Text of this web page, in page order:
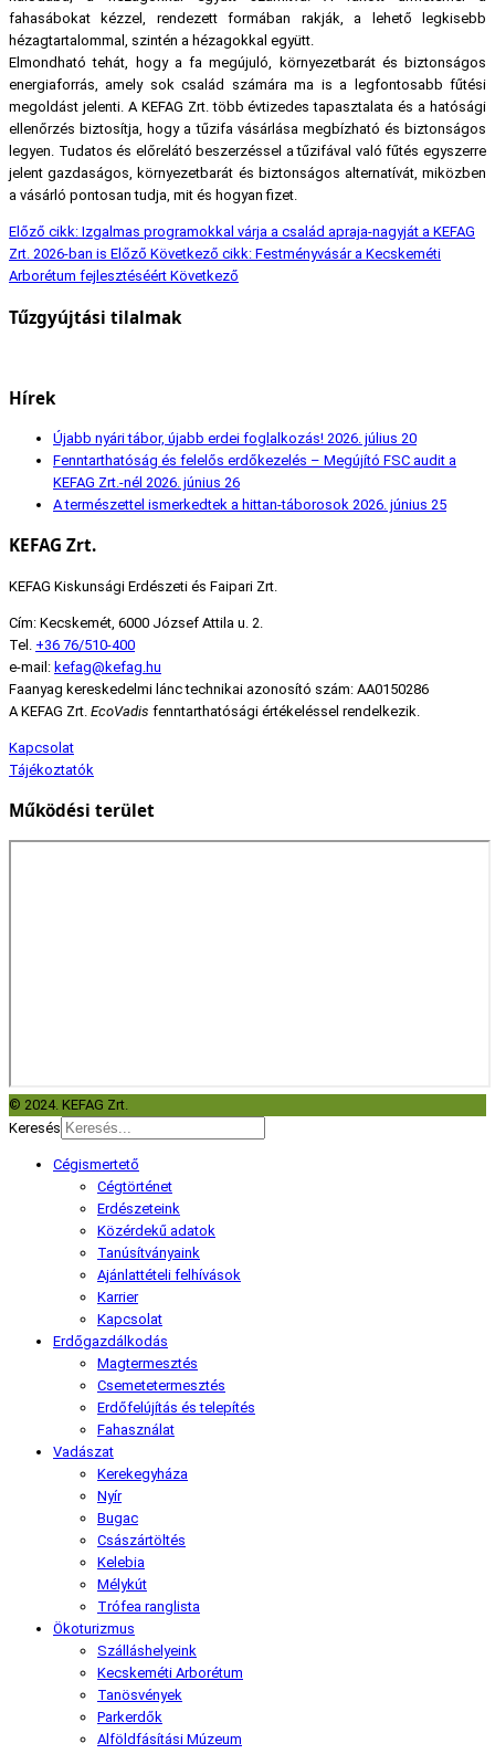
fahasábokat kézzel, rendezett formában rakják, a lehető legkisebb
hézagtartalommal, szintén a hézagokkal együtt.
Elmondható tehát, hogy a fa megújuló, környezetbarát és biztonságos
energiaforrás, amely sok család számára ma is a legfontosabb fűtési
megoldást jelenti. A KEFAG Zrt. több évtizedes tapasztalata és a hatósági
ellenőrzés biztosítja, hogy a tűzifa vásárlása megbízható és biztonságos
legyen. Tudatos és előrelátó beszerzéssel a tűzifával való fűtés egyszerre
jelent gazdaságos, környezetbarát és biztonságos alternatívát, miközben
a vásárló pontosan tudja, mit és hogyan fizet.
Előző cikk: Izgalmas programokkal várja a család apraja-nagyját a KEFAG
Zrt. 2026-ban is Előző Következő cikk: Festményvásár a Kecskeméti
Arborétum fejlesztéséért Következő
Tűzgyújtási tilalmak
Hírek
Újabb nyári tábor, újabb erdei foglalkozás! 2026. július 20
Fenntarthatóság és felelős erdőkezelés – Megújító FSC audit a
KEFAG Zrt.-nél 2026. június 26
A természettel ismerkedtek a hittan-táborosok 2026. június 25
KEFAG Zrt.
KEFAG Kiskunsági Erdészeti és Faipari Zrt.
Cím: Kecskemét, 6000 József Attila u. 2.
Tel. +36 76/510-400
e-mail: kefag@kefag.hu
Faanyag kereskedelmi lánc technikai azonosító szám: AA0150286
A KEFAG Zrt. EcoVadis fenntarthatósági értékeléssel rendelkezik.
Kapcsolat
Tájékoztatók
Működési terület
© 2024. KEFAG Zrt.
Keresés
Cégismertető
Cégtörténet
Erdészeteink
Közérdekű adatok
Tanúsítványaink
Ajánlattételi felhívások
Karrier
Kapcsolat
Erdőgazdálkodás
Magtermesztés
Csemetetermesztés
Erdőfelújítás és telepítés
Fahasználat
Vadászat
Kerekegyháza
Nyír
Bugac
Császártöltés
Kelebia
Mélykút
Trófea ranglista
Ökoturizmus
Szálláshelyeink
Kecskeméti Arborétum
Tanösvények
Parkerdők
Alföldfásítási Múzeum